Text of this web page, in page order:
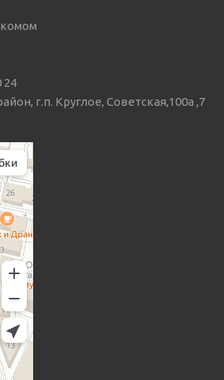
24
г.п. Круглое, Советская,100а ,7